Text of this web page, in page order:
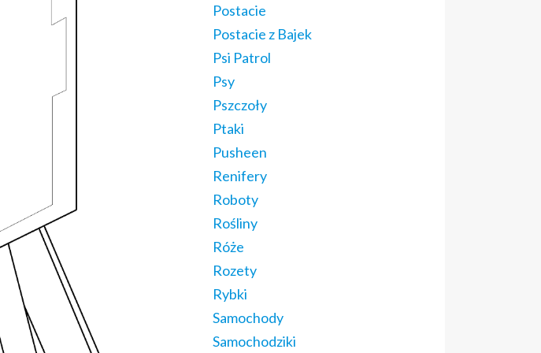
Postacie
Postacie z Bajek
Psi Patrol
Psy
Pszczoły
Ptaki
Pusheen
Renifery
Roboty
Rośliny
Róże
Rozety
Rybki
Samochody
Samochodziki